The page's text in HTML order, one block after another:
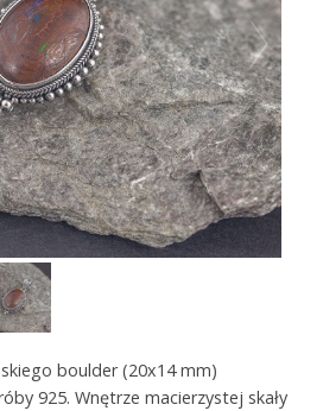
boulder (20x14 mm)
925. Wnętrze macierzystej skały